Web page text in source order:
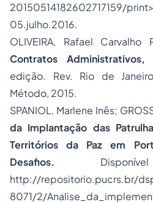
05.julho.2016.
OLIVEIRA, Rafael Carvalho
Contratos Administrativos,
edição. Rev. Rio de
Método, 2015.
SPANIOL, Marlene Inês;
da Implantação das
Territórios da Paz em
Desafios.
http://repositorio.pucrs.br/
8071/2/